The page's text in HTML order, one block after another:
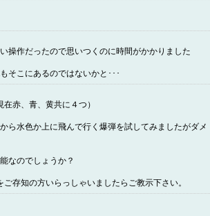
操作だったので思いつくのに時間がかかりました
そこにあるのではないかと･･･
赤、青、黄共に４つ）
ら水色か上に飛んで行く爆弾を試してみましたがダメ
なのでしょうか？
存知の方いらっしゃいましたらご教示下さい。